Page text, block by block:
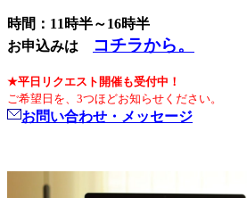
時間：11時半～16時半
お申込みは
コチラから。
★平日リクエスト開催も受付中！
ご希望日を、3つほどお知らせください。
お問い合わせ・メッセージ